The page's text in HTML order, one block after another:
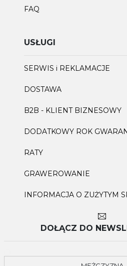
FAQ
USŁUGI
SERWIS i REKLAMACJE
DOSTAWA
B2B - KLIENT BIZNESOWY
DODATKOWY ROK
RATY
GRAWEROWANIE
INFORMACJA O ZUŻYTYM
DOŁĄCZ DO